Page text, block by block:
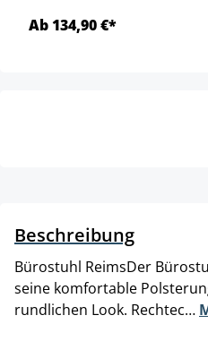
Ab 134,90 €*
Beschreibung
Bürostuhl ReimsDer
seine komfortable
rundlichen Look. Rechtec…